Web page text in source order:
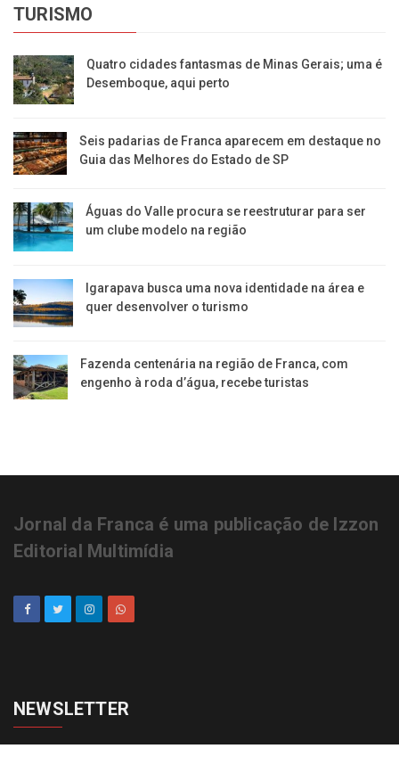
TURISMO
Quatro cidades fantasmas de Minas Gerais; uma é
Desemboque, aqui perto
Seis padarias de Franca aparecem em destaque no
Guia das Melhores do Estado de SP
​Águas do Valle procura se reestruturar para ser
um clube modelo na região
​Igarapava busca uma nova identidade na área e
quer desenvolver o turismo
Fazenda centenária na região de Franca, com
engenho à roda d’água, recebe turistas
Jornal da Franca é uma publicação de Izzon
Editorial Multimídia
NEWSLETTER